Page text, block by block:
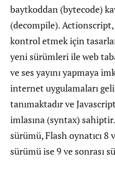
baytkoddan (bytecode)
(decompile).
kontrol etmek için
yeni sürümleri ile web
ve ses yayını yapmaya
internet uygulamaları
tanımaktadır ve
imlasına (syntax)
sürümü, Flash oynatıcı 8
sürümü ise 9 ve sonrası